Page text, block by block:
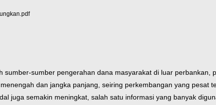
sumber-sumber pengerahan dana masyarakat di luar
dan jangka panjang, seiring perkembangan yang pesat
juga semakin meningkat, salah satu informasi yang banyak